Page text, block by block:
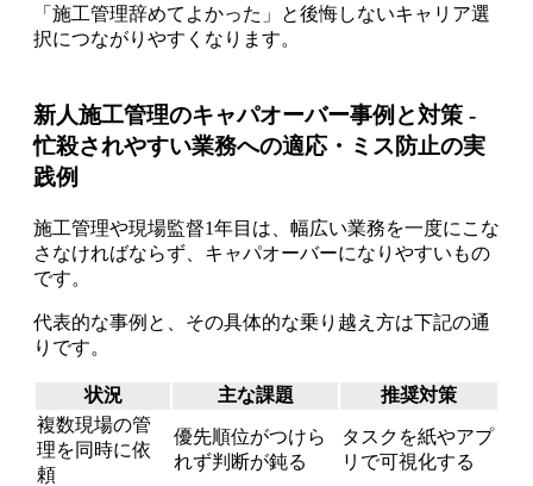
「施工管理辞めてよかった」と後悔しないキャリア選
択につながりやすくなります。
新人施工管理のキャパオーバー事例と対策 -
忙殺されやすい業務への適応・ミス防止の実
践例
施工管理や現場監督1年目は、幅広い業務を一度にこな
さなければならず、キャパオーバーになりやすいもの
です。
代表的な事例と、その具体的な乗り越え方は下記の通
りです。
状況 主な課題
推奨対策
複数現場の管
理を同時に依
頼
優先順位がつけら
れず判断が鈍る
タスクを紙やアプ
リで可視化する